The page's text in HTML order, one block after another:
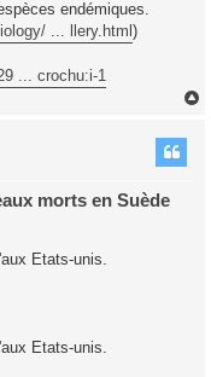
endémiques.
... llery.html)
... crochu:i-1
morts en Suède
Etats-unis.
Etats-unis.